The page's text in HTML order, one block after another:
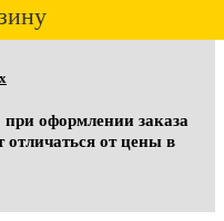
при оформлении заказа
отличаться от цены в